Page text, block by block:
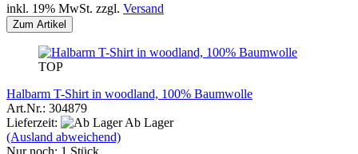
inkl. 19% MwSt. zzgl. Versand
Zum Artikel
TOP
Halbarm T-Shirt in woodland, 100% Baumwolle
Art.Nr.: 304879
Lieferzeit:
Ab Lager
(Ausland abweichend)
Nur noch: 1 Stück